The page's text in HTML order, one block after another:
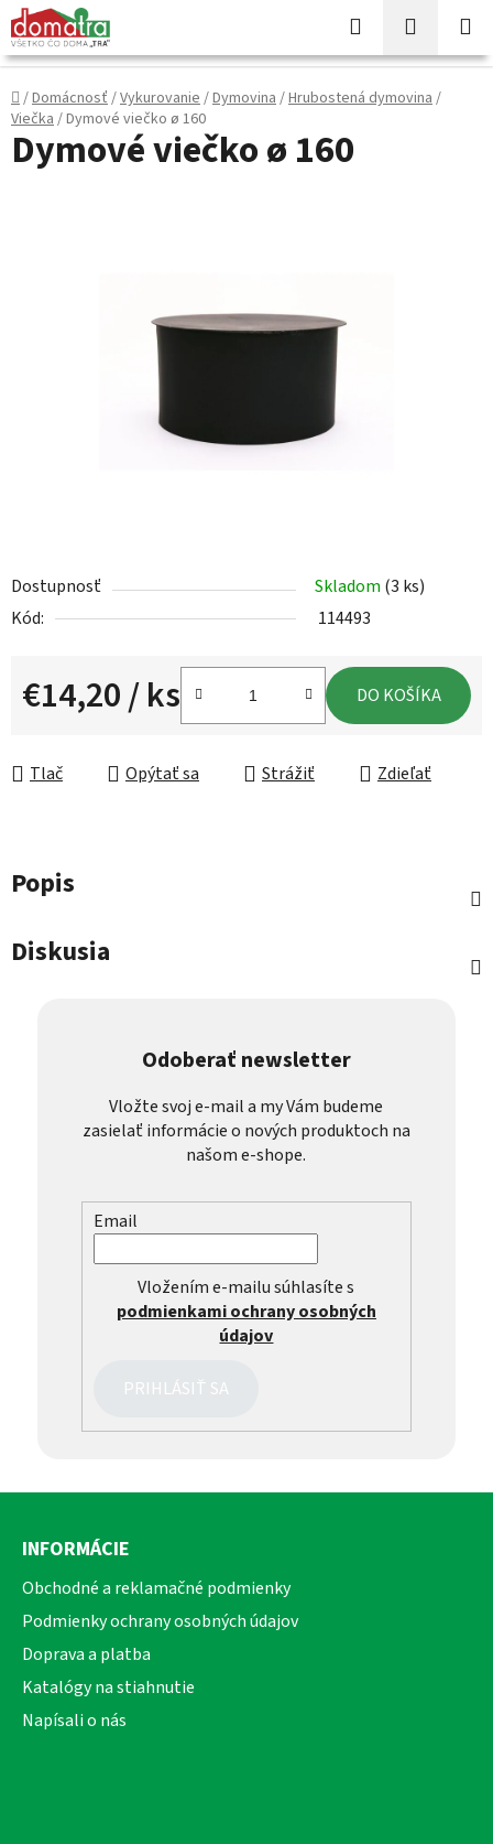
Prejsť
na
obsah
Hľadať
KOŠÍK
Domov
/Domácnosť/Vykurovanie/Dymovina/Hrubostená dymovina/
Viečka/Dymové viečko ø 160
Dostupnosť Skladom (3 ks)
Kód:
114493
€14,20/ ks DO KOŠÍKA
Tlač Opýtať sa Strážiť Zdieľať
Dymové viečko ø 160
Popis
Diskusia
Odoberať newsletter
Vložte svoj e-mail a my Vám budeme
zasielať informácie o nových produktoch na
našom e-shope.
Email
Vložením e-mailu súhlasíte s
podmienkami ochrany osobných
údajov
PRIHLÁSIŤ SA
Z
INFORMÁCIE
Obchodné a reklamačné podmienky
Podmienky ochrany osobných údajov
Doprava a platba
Katalógy na stiahnutie
Napísali o nás